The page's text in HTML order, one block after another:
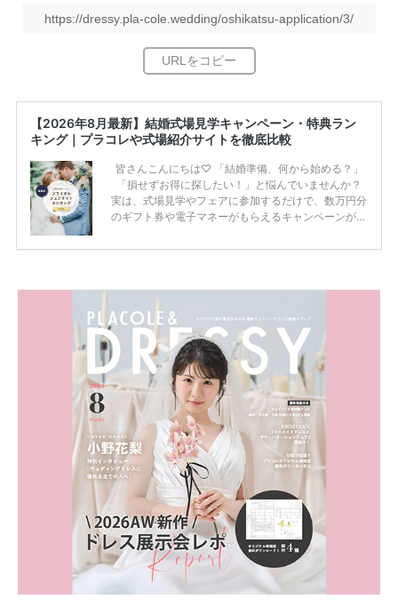
https://dressy.pla-cole.wedding/oshikatsu-application/3/
【2026年8月最新】結婚式場見学キャンペーン・特典ラン
キング｜プラコレや式場紹介サイトを徹底比較
皆さんこんにちは♡ 「結婚準備、何から始める？」
「損せずお得に探したい！」と悩んでいませんか？
実は、式場見学やフェアに参加するだけで、数万円分
のギフト券や電子マネーがもらえるキャンペーンがあ
ため、比較せずに選ぶと損をしてしまうことも……。
内容：特典金額・条件・応募方法・注意点 「どこが
一番お得？」「プラコレの特典は？」といった疑問も
解決します。 まずは診断で候補を絞れる「ウェディ
ング診断」か、体験型 […]
続きを読む